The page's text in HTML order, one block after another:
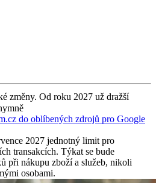
změny. Od roku 2027 už dražší
do oblíbených zdrojů pro Google
2027 jednotný limit pro
transakcích. Týkat se bude
při nákupu zboží a služeb, nikoli
osobami.